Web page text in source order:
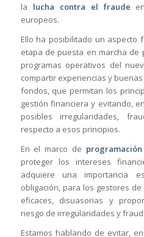
la lucha contra el fraude
europeos.
Ello ha posibilitado un aspecto
etapa de puesta en marcha de
programas operativos del
compartir experiencias y
fondos, que permitan los
gestión financiera y evitando,
posibles irregularidades,
respecto a esos principios.
En el marco de programación
proteger los intereses
adquiere una importancia
obligación, para los gestores
eficaces, disuasorias y
riesgo de irregularidades y
Estamos hablando de evitar,